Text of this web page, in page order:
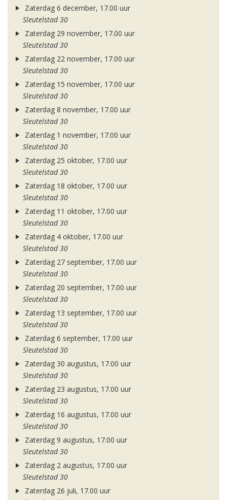
Zaterdag 6 december, 17.00 uur
Sleutelstad 30
Zaterdag 29 november, 17.00 uur
Sleutelstad 30
Zaterdag 22 november, 17.00 uur
Sleutelstad 30
Zaterdag 15 november, 17.00 uur
Sleutelstad 30
Zaterdag 8 november, 17.00 uur
Sleutelstad 30
Zaterdag 1 november, 17.00 uur
Sleutelstad 30
Zaterdag 25 oktober, 17.00 uur
Sleutelstad 30
Zaterdag 18 oktober, 17.00 uur
Sleutelstad 30
Zaterdag 11 oktober, 17.00 uur
Sleutelstad 30
Zaterdag 4 oktober, 17.00 uur
Sleutelstad 30
Zaterdag 27 september, 17.00 uur
Sleutelstad 30
Zaterdag 20 september, 17.00 uur
Sleutelstad 30
Zaterdag 13 september, 17.00 uur
Sleutelstad 30
Zaterdag 6 september, 17.00 uur
Sleutelstad 30
Zaterdag 30 augustus, 17.00 uur
Sleutelstad 30
Zaterdag 23 augustus, 17.00 uur
Sleutelstad 30
Zaterdag 16 augustus, 17.00 uur
Sleutelstad 30
Zaterdag 9 augustus, 17.00 uur
Sleutelstad 30
Zaterdag 2 augustus, 17.00 uur
Sleutelstad 30
Zaterdag 26 juli, 17.00 uur